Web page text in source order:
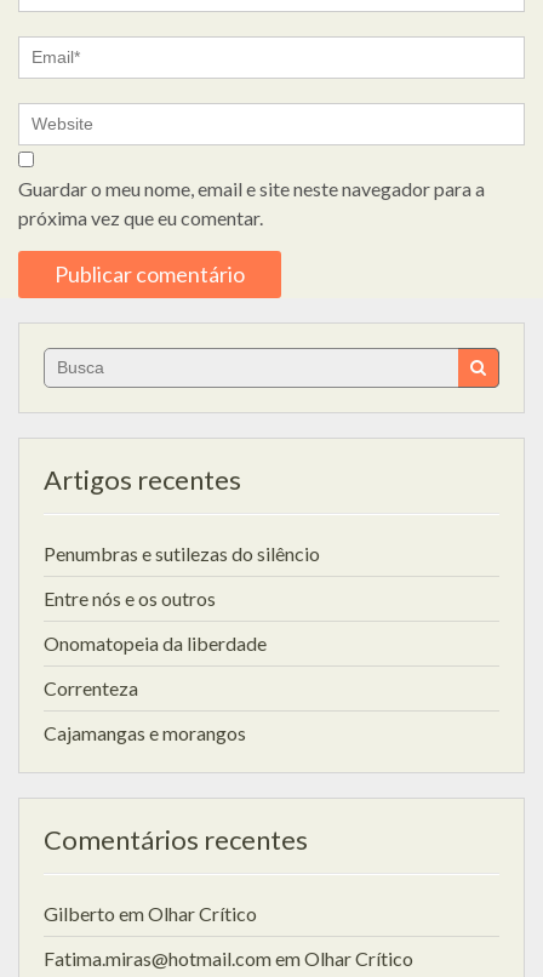
Guardar o meu nome, email e site neste navegador para a
próxima vez que eu comentar.
Search
for:
Artigos recentes
Penumbras e sutilezas do silêncio
Entre nós e os outros
Onomatopeia da liberdade
Correnteza
Cajamangas e morangos
Comentários recentes
Gilberto emOlhar Crítico
Fatima.miras@hotmail.comemOlhar Crítico